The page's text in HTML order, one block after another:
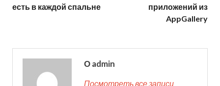
есть в каждой спальне
приложений из
AppGallery
О admin
Посмотреть все записи